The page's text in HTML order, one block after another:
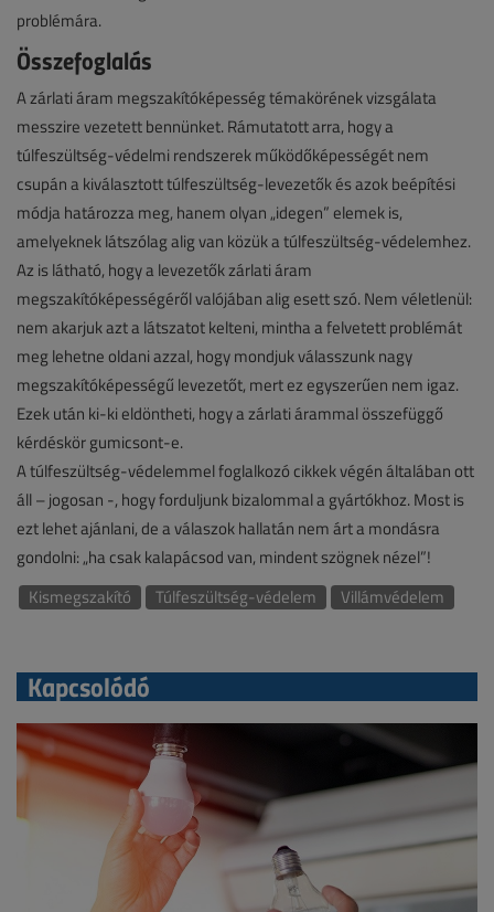
problémára.
Összefoglalás
A zárlati áram megszakítóképesség témakörének vizsgálata
messzire vezetett bennünket. Rámutatott arra, hogy a
túlfeszültség-védelmi rendszerek működőképességét nem
csupán a kiválasztott túlfeszültség-levezetők és azok beépítési
módja határozza meg, hanem olyan „idegen” elemek is,
amelyeknek látszólag alig van közük a túlfeszültség-védelemhez.
Az is látható, hogy a levezetők zárlati áram
megszakítóképességéről valójában alig esett szó. Nem véletlenül:
nem akarjuk azt a látszatot kelteni, mintha a felvetett problémát
meg lehetne oldani azzal, hogy mondjuk válasszunk nagy
megszakítóképességű levezetőt, mert ez egyszerűen nem igaz.
Ezek után ki-ki eldöntheti, hogy a zárlati árammal összefüggő
kérdéskör gumicsont-e.
A túlfeszültség-védelemmel foglalkozó cikkek végén általában ott
áll – jogosan -, hogy forduljunk bizalommal a gyártókhoz. Most is
ezt lehet ajánlani, de a válaszok hallatán nem árt a mondásra
gondolni: „ha csak kalapácsod van, mindent szögnek nézel”!
Kismegszakító
Túlfeszültség-védelem Villámvédelem
Kapcsolódó